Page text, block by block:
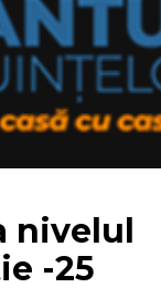
nivelul
-25